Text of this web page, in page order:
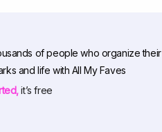
of people who organize their
and life with All My Faves
it’s free